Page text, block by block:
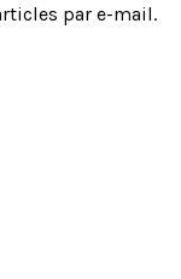
par e-mail.